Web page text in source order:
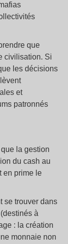
que
civilisation. Si
les décisions
et
patronnés
la gestion
du cash au
en prime le
se trouver dans
à
: la création
monnaie non